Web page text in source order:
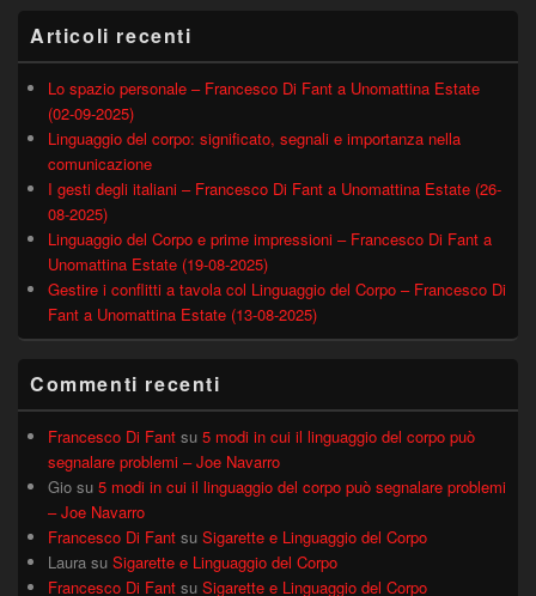
Articoli recenti
Lo spazio personale – Francesco Di Fant a Unomattina Estate
(02-09-2025)
Linguaggio del corpo: significato, segnali e importanza nella
comunicazione
I gesti degli italiani – Francesco Di Fant a Unomattina Estate (26-
08-2025)
Linguaggio del Corpo e prime impressioni – Francesco Di Fant a
Unomattina Estate (19-08-2025)
Gestire i conflitti a tavola col Linguaggio del Corpo – Francesco Di
Fant a Unomattina Estate (13-08-2025)
Commenti recenti
Francesco Di Fant su 5 modi in cui il linguaggio del corpo può
segnalare problemi – Joe Navarro
Gio su 5 modi in cui il linguaggio del corpo può segnalare problemi
– Joe Navarro
Francesco Di Fant su Sigarette e Linguaggio del Corpo
Laura su Sigarette e Linguaggio del Corpo
Francesco Di Fant su Sigarette e Linguaggio del Corpo